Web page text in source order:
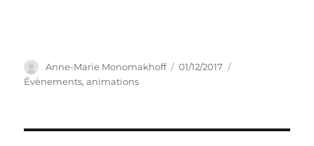
Auteur
Anne-Marie Monomakhoff
Publié
01/12/2017
Évènements, animations